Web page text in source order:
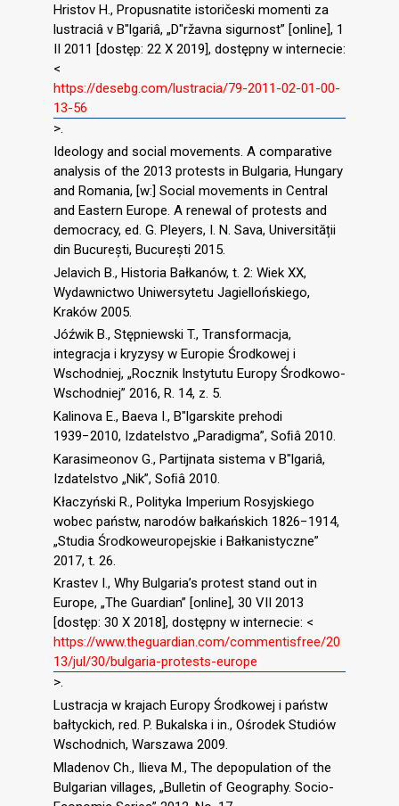
Hristov H., Propusnatite istoričeski momenti za
lustraciâ v B″lgariâ, „D″ržavna sigurnost” [online], 1
II 2011 [dostęp: 22 X 2019], dostępny w internecie:
<
https://desebg.com/lustracia/79-2011-02-01-00-
13-56
>.
Ideology and social movements. A comparative
analysis of the 2013 protests in Bulgaria, Hungary
and Romania, [w:] Social movements in Central
and Eastern Europe. A renewal of protests and
democracy, ed. G. Pleyers, I. N. Sava, Universității
din București, București 2015.
Jelavich B., Historia Bałkanów, t. 2: Wiek XX,
Wydawnictwo Uniwersytetu Jagiellońskiego,
Kraków 2005.
Jóźwik B., Stępniewski T., Transformacja,
integracja i kryzysy w Europie Środkowej i
Wschodniej, „Rocznik Instytutu Europy Środkowo-
Wschodniej” 2016, R. 14, z. 5.
Kalinova E., Baeva I., B″lgarskite prehodi
1939−2010, Izdatelstvo „Paradigma”, Soﬁâ 2010.
Karasimeonov G., Partijnata sistema v B″lgariâ,
Izdatelstvo „Nik”, Soﬁâ 2010.
Kłaczyński R., Polityka Imperium Rosyjskiego
wobec państw, narodów bałkańskich 1826−1914,
„Studia Środkoweuropejskie i Bałkanistyczne”
2017, t. 26.
Krastev I., Why Bulgaria’s protest stand out in
Europe, „The Guardian” [online], 30 VII 2013
[dostęp: 30 X 2018], dostępny w internecie: <
https://www.theguardian.com/commentisfree/20
13/jul/30/bulgaria-protests-europe
>.
Lustracja w krajach Europy Środkowej i państw
bałtyckich, red. P. Bukalska i in., Ośrodek Studiów
Wschodnich, Warszawa 2009.
Mladenov Ch., Ilieva M., The depopulation of the
Bulgarian villages, „Bulletin of Geography. Socio-